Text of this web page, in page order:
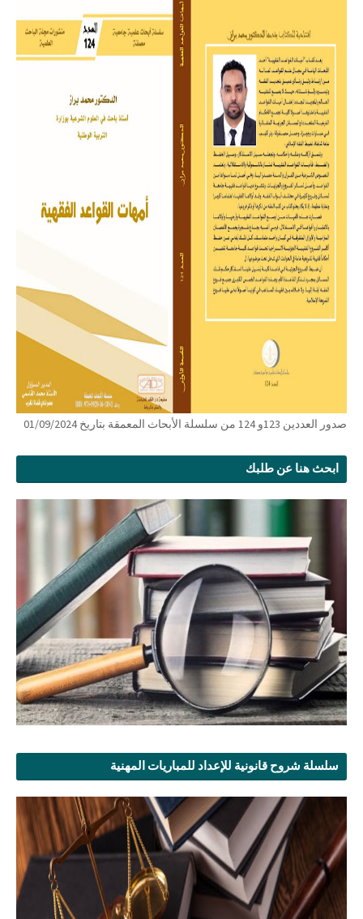
صدور العددين 123و 124 من سلسلة الأبحاث المعمقة بتاريخ 01/09/2024
ابحث هنا عن طلبك
سلسلة شروح قانونية للإعداد للمباريات المهنية